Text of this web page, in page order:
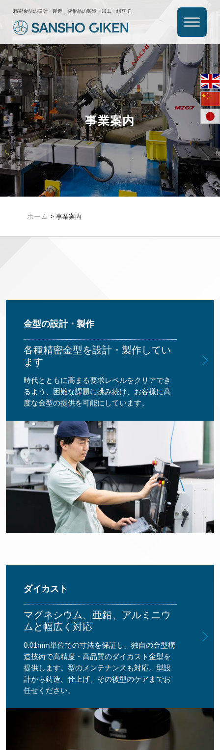
精密金型の設計・製造、成形品の製造・加工・組立て
事業案内
ホーム > 事業案内
金型の設計・製作
各種精密金型を設計・製作してい
ます
時代とともに高まる要求レベルをクリアでき
るよう、困難な課題に挑み続け、お客様に高
度な金型の提供を可能にしています。
ダイカスト
マグネシウム、亜鉛、アルミニウ
ムと幅広く対応
0.01mm単位での寸法を保証し、独自の金型構
造技術で高精度・高品質のダイカスト金型を
提供します。型のメンテナンスも対応。型設
計から鋳造、仕上げ、その後型のケアまでお
任せください。